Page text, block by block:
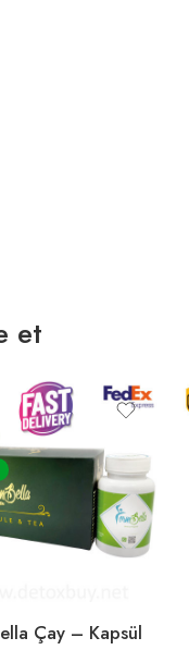
et
Çay – Kapsül